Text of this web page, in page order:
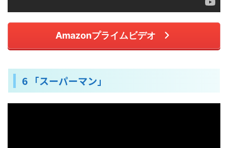
Amazonプライムビデオ
6 「スーパーマン」